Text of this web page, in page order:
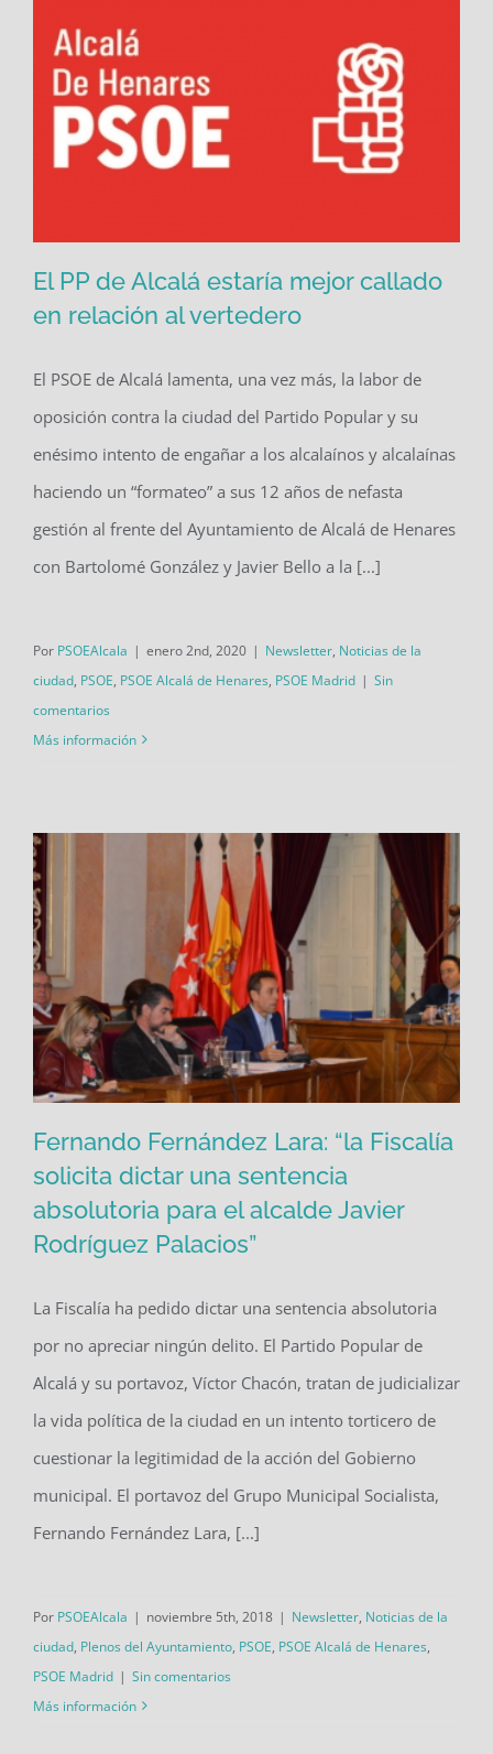
El PP de Alcalá estaría mejor callado
en relación al vertedero
El PP de Alcalá estaría mejor callado
en relación al vertedero
El PSOE de Alcalá lamenta, una vez más, la labor de
oposición contra la ciudad del Partido Popular y su
enésimo intento de engañar a los alcalaínos y alcalaínas
haciendo un “formateo” a sus 12 años de nefasta
gestión al frente del Ayuntamiento de Alcalá de Henares
con Bartolomé González y Javier Bello a la [...]
Por PSOEAlcala | enero 2nd, 2020 | Newsletter, Noticias de la
ciudad, PSOE, PSOE Alcalá de Henares, PSOE Madrid | Sin
comentarios
Más información
Fernando Fernández Lara: “la Fiscalía
solicita dictar una sentencia
Fernando Fernández Lara: “la Fiscalía
solicita dictar una sentencia
absolutoria para el alcalde Javier
Rodríguez Palacios”
La Fiscalía ha pedido dictar una sentencia absolutoria
por no apreciar ningún delito. El Partido Popular de
Alcalá y su portavoz, Víctor Chacón, tratan de judicializar
la vida política de la ciudad en un intento torticero de
cuestionar la legitimidad de la acción del Gobierno
municipal. El portavoz del Grupo Municipal Socialista,
Fernando Fernández Lara, [...]
Por PSOEAlcala | noviembre 5th, 2018 | Newsletter, Noticias de la
ciudad, Plenos del Ayuntamiento, PSOE, PSOE Alcalá de Henares,
PSOE Madrid | Sin comentarios
Más información